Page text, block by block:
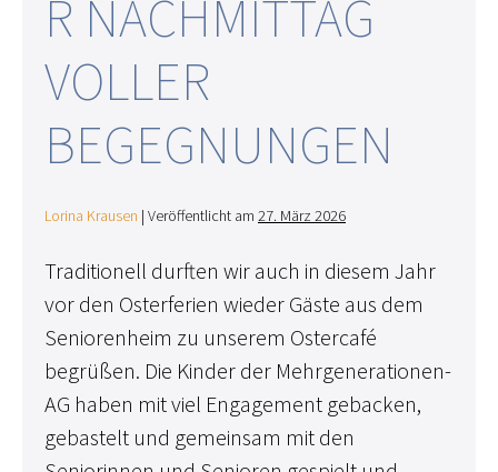
R NACHMITTAG
VOLLER
BEGEGNUNGEN
Lorina Krausen | Veröffentlicht am 27. März 2026
Traditionell durften wir auch in diesem Jahr
vor den Osterferien wieder Gäste aus dem
Seniorenheim zu unserem Ostercafé
begrüßen. Die Kinder der Mehrgenerationen-
AG haben mit viel Engagement gebacken,
gebastelt und gemeinsam mit den